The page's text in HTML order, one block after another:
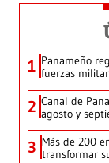
1 Panameño
fuerzas
2 Canal de
agosto y
3 Más de 200
transformar